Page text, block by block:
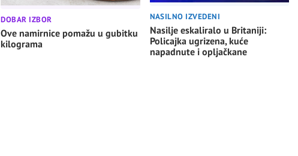
DOBAR IZBOR
Ove namirnice pomažu u gubitku
kilograma
NASILNO IZVEDENI
Nasilje eskaliralo u Britaniji:
Policajka ugrizena, kuće
napadnute i opljačkane